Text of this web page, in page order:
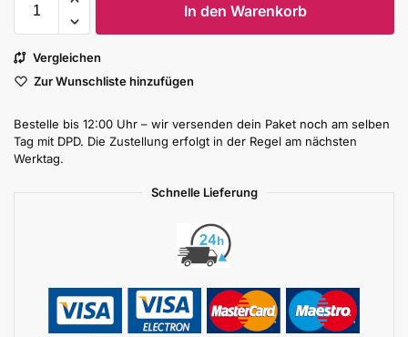
In den Warenkorb
Vergleichen
Zur Wunschliste hinzufügen
Bestelle bis 12:00 Uhr – wir versenden dein Paket noch am selben
Tag mit DPD. Die Zustellung erfolgt in der Regel am nächsten
Werktag.
Schnelle Lieferung